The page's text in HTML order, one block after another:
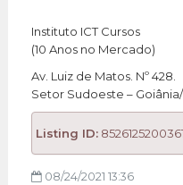
Instituto ICT Cursos
(10 Anos no Mercado)
Av. Luiz de Matos. Nº 428.
Setor Sudoeste –
Listing ID:
08/24/2021 13:36